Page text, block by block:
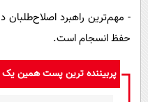
- مهم‌ترین راهبرد اصلاح‌طلبان
حفظ انسجام است.
پربیننده ترین پست همین